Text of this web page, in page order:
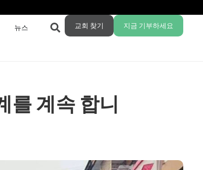
뉴스 교회 찾기 지금 기부하세요
를 계속 합니